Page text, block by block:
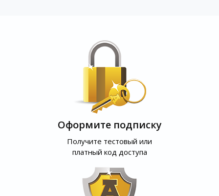
Оформите подписку
Получите тестовый или
платный код доступа